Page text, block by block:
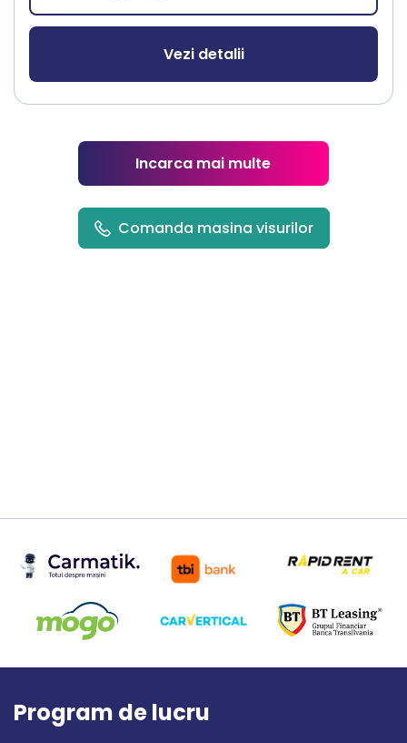
Vezi detalii
Incarca mai multe
Comanda masina visurilor
Program de lucru